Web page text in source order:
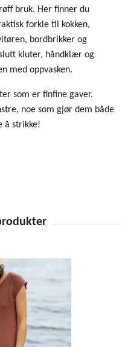
bruk. Her finner du
forkle til kokken,
bordbrikker og
kluter, håndklær og
med oppvasken.
som er finfine gaver.
noe som gjør dem både
å strikke!